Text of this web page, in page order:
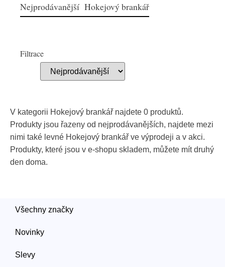
Nejprodávanější Hokejový brankář
Filtrace
V kategorii Hokejový brankář najdete 0 produktů.
Produkty jsou řazeny od nejprodávanějších, najdete mezi
nimi také levné Hokejový brankář ve výprodeji a v akci.
Produkty, které jsou v e-shopu skladem, můžete mít druhý
den doma.
Všechny značky
Novinky
Slevy